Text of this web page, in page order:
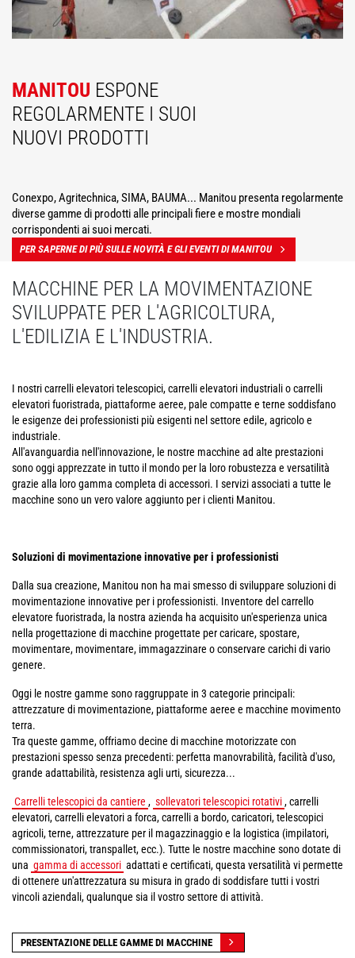
MANITOU ESPONE
REGOLARMENTE I SUOI
NUOVI PRODOTTI
Conexpo, Agritechnica, SIMA, BAUMA... Manitou presenta regolarmente
diverse gamme di prodotti alle principali fiere e mostre mondiali
corrispondenti ai suoi mercati.
PER SAPERNE DI PIÙ SULLE NOVITÀ E GLI EVENTI DI MANITOU
MACCHINE PER LA MOVIMENTAZIONE
SVILUPPATE PER L'AGRICOLTURA,
L'EDILIZIA E L'INDUSTRIA.
I nostri carrelli elevatori telescopici, carrelli elevatori industriali o carrelli
elevatori fuoristrada, piattaforme aeree, pale compatte e terne soddisfano
le esigenze dei professionisti più esigenti nel settore edile, agricolo e
industriale.
All'avanguardia nell'innovazione, le nostre macchine ad alte prestazioni
sono oggi apprezzate in tutto il mondo per la loro robustezza e versatilità
grazie alla loro gamma completa di accessori. I servizi associati a tutte le
macchine sono un vero valore aggiunto per i clienti Manitou.
Soluzioni di movimentazione innovative per i professionisti
Dalla sua creazione, Manitou non ha mai smesso di sviluppare soluzioni di
movimentazione innovative per i professionisti. Inventore del carrello
elevatore fuoristrada, la nostra azienda ha acquisito un'esperienza unica
nella progettazione di macchine progettate per caricare, spostare,
movimentare, movimentare, immagazzinare o conservare carichi di vario
genere.
Oggi le nostre gamme sono raggruppate in 3 categorie principali:
attrezzature di movimentazione, piattaforme aeree e macchine movimento
terra.
Tra queste gamme, offriamo decine di macchine motorizzate con
prestazioni spesso senza precedenti: perfetta manovrabilità, facilità d'uso,
grande adattabilità, resistenza agli urti, sicurezza...
Carrelli telescopici da cantiere , sollevatori telescopici rotativi, carrelli
elevatori, carrelli elevatori a forca, carrelli a bordo, caricatori, telescopici
agricoli, terne, attrezzature per il magazzinaggio e la logistica (impilatori,
commissionatori, transpallet, ecc.). Tutte le nostre macchine sono dotate di
una gamma di accessori adattati e certificati, questa versatilità vi permette
di ottenere un'attrezzatura su misura in grado di soddisfare tutti i vostri
vincoli aziendali, qualunque sia il vostro settore di attività.
PRESENTAZIONE DELLE GAMME DI MACCHINE